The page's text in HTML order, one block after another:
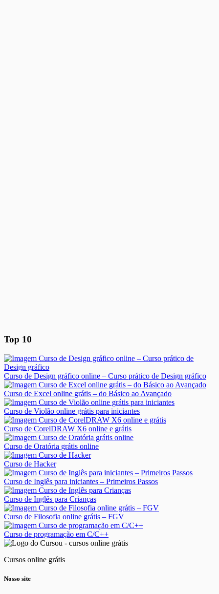
Top 10
Curso de Design gráfico online – Curso prático de Design gráfico
Curso de Excel online grátis – do Básico ao Avançado
Curso de Violão online grátis para iniciantes
Curso de CorelDRAW X6 online e grátis
Curso de Oratória grátis online
Curso de Hacker
Curso de Inglês para iniciantes – Primeiros Passos
Curso de Inglês para Crianças
Curso de Filosofia online grátis – FGV
Curso de programação em C/C++
Cursos online grátis
Nosso site